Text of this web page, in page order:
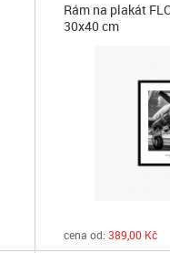
Rám na plakát
30x40 cm
cena od: 389,00 Kč